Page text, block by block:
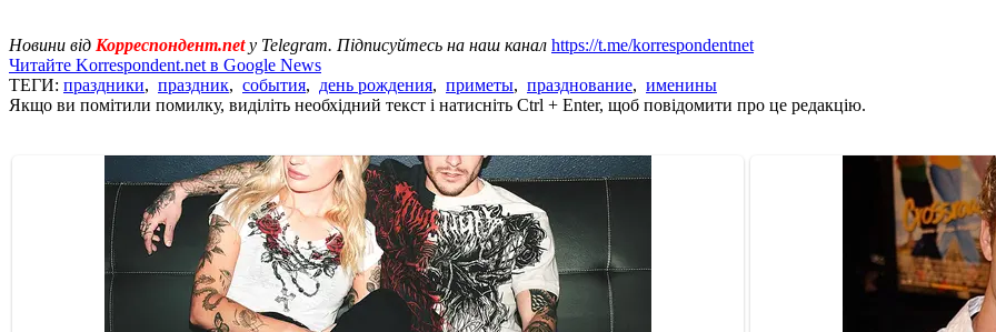
Новини від Корреспондент.net у Telegram. Підписуйтесь на наш канал https://t.me/korrespondentnet
Читайте Korrespondent.net в Google News
ТЕГИ: праздники, праздник, события, день рождения, приметы, празднование, именины
Якщо ви помітили помилку, виділіть необхідний текст і натисніть Ctrl + Enter, щоб повідомити про це редакцію.